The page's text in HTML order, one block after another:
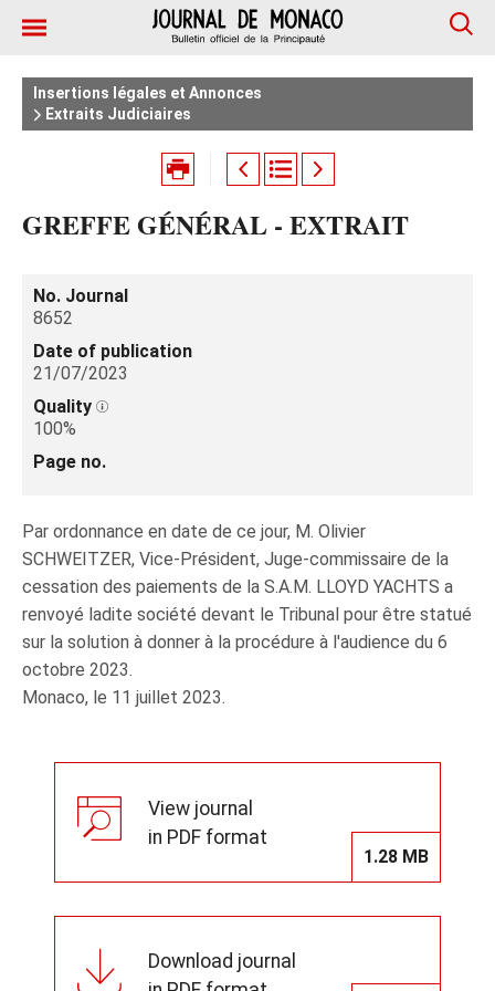
Insertions légales et Annonces
Extraits Judiciaires
GREFFE GÉNÉRAL - EXTRAIT
No. Journal
8652
Date of publication
21/07/2023
Quality
100%
Page no.
Par ordonnance en date de ce jour, M. Olivier
SCHWEITZER, Vice-Président, Juge-commissaire de la
cessation des paiements de la S.A.M. LLOYD YACHTS a
renvoyé ladite société devant le Tribunal pour être statué
sur la solution à donner à la procédure à l'audience du 6
octobre 2023.
Monaco, le 11 juillet 2023.
View journal
in PDF format
1.28 MB
Download journal